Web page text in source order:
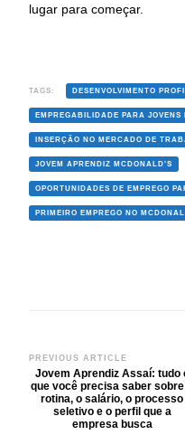
lugar para começar.
TAGS: DESENVOLVIMENTO
EMPREGABILIDADE PARA JOVENS
INSERÇÃO NO MERCADO DE
JOVEM APRENDIZ MCDONALD'S
OPORTUNIDADES DE EMPREGO
PRIMEIRO EMPREGO NO
Post
Navigation
PREVIOUS ARTICLE
Jovem Aprendiz Assaí: tudo
que você precisa saber sobre
rotina, o salário, o processo
seletivo e o perfil que a
empresa busca